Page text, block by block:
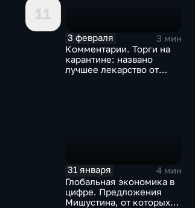
11
3 февраля
3 мин
Комментарии. Торги на
карантине: названо
лучшее лекарство от
31 января
4 мин
Глобальная экономика в
цифре. Предложения
Мишустина, от которых